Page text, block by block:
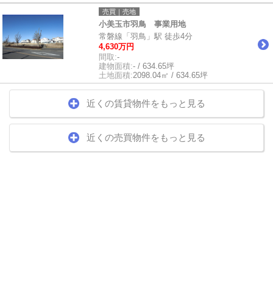
売買｜売地
小美玉市羽鳥 事業用地
常磐線「羽鳥」駅 徒歩4分
4,630万円
間取:-
建物面積:- / 634.65坪
土地面積:2098.04㎡ / 634.65坪
近くの賃貸物件をもっと見る
近くの売買物件をもっと見る